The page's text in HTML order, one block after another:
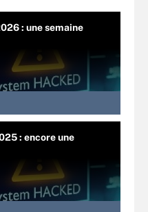
: une semaine
: encore une